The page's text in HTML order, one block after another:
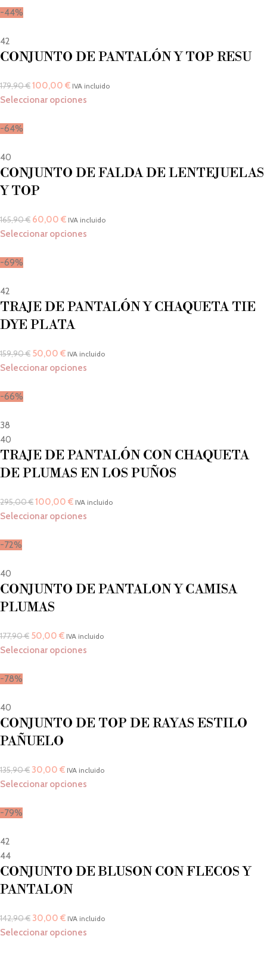
-44%
42
CONJUNTO DE PANTALÓN Y TOP RESU
179,90€100,00 € IVA incluido
Seleccionar opciones
-64%
40
CONJUNTO DE FALDA DE LENTEJUELAS
Y TOP
165,90€ 60,00 € IVA incluido
Seleccionar opciones
-69%
42
TRAJE DE PANTALÓN Y CHAQUETA TIE
DYE PLATA
159,90€ 50,00 € IVA incluido
Seleccionar opciones
-66%
38
40
TRAJE DE PANTALÓN CON CHAQUETA
DE PLUMAS EN LOS PUÑOS
295,00€100,00 € IVA incluido
Seleccionar opciones
-72%
40
CONJUNTO DE PANTALON Y CAMISA
PLUMAS
177,90€ 50,00 € IVA incluido
Seleccionar opciones
-78%
40
CONJUNTO DE TOP DE RAYAS ESTILO
PAÑUELO
135,90€ 30,00 € IVA incluido
Seleccionar opciones
-79%
42
44
CONJUNTO DE BLUSON CON FLECOS Y
PANTALON
142,90€ 30,00 € IVA incluido
Seleccionar opciones